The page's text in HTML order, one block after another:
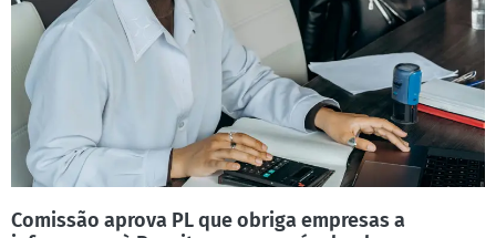
Comissão aprova PL que obriga empresas a